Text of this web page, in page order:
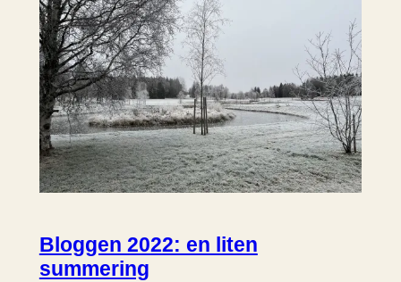
Bloggen 2022: en liten
summering